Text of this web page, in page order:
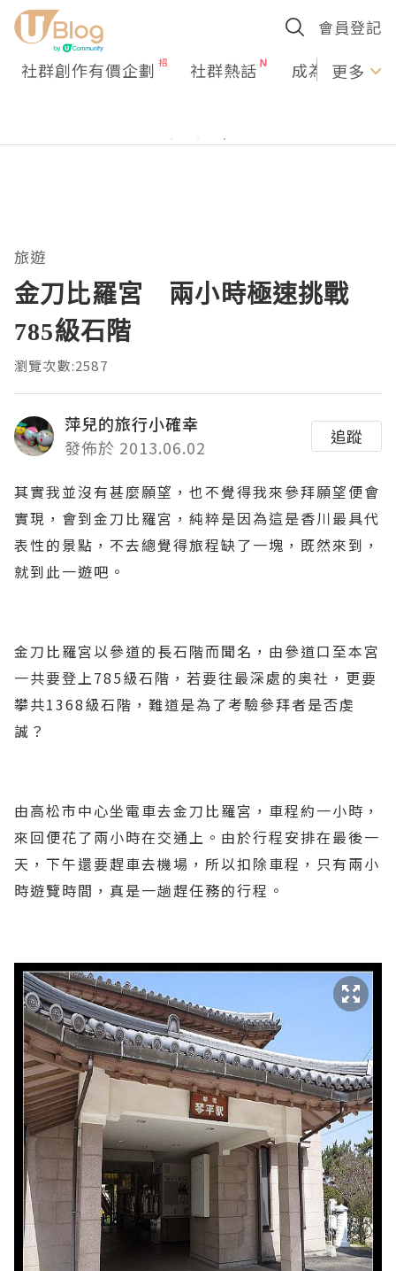
會員登記
社群創作有價企劃 社群熱話 成為U更多
旅遊
金刀比羅宮 兩小時極速挑戰
785級石階
瀏覽次數:2587
萍兒的旅行小確幸
發佈於 2013.06.02
追蹤
其實我並沒有甚麼願望，也不覺得我來參拜願望便會
實現，會到金刀比羅宮，純粹是因為這是香川最具代
表性的景點，不去總覺得旅程缺了一塊，既然來到，
就到此一遊吧。
金刀比羅宮以參道的長石階而聞名，由參道口至本宮
一共要登上785級石階，若要往最深處的奥社，更要
攀共1368級石階，難道是為了考驗參拜者是否虔
誠？
由高松市中心坐電車去金刀比羅宮，車程約一小時，
來回便花了兩小時在交通上。由於行程安排在最後一
天，下午還要趕車去機場，所以扣除車程，只有兩小
時遊覽時間，真是一趟趕任務的行程。